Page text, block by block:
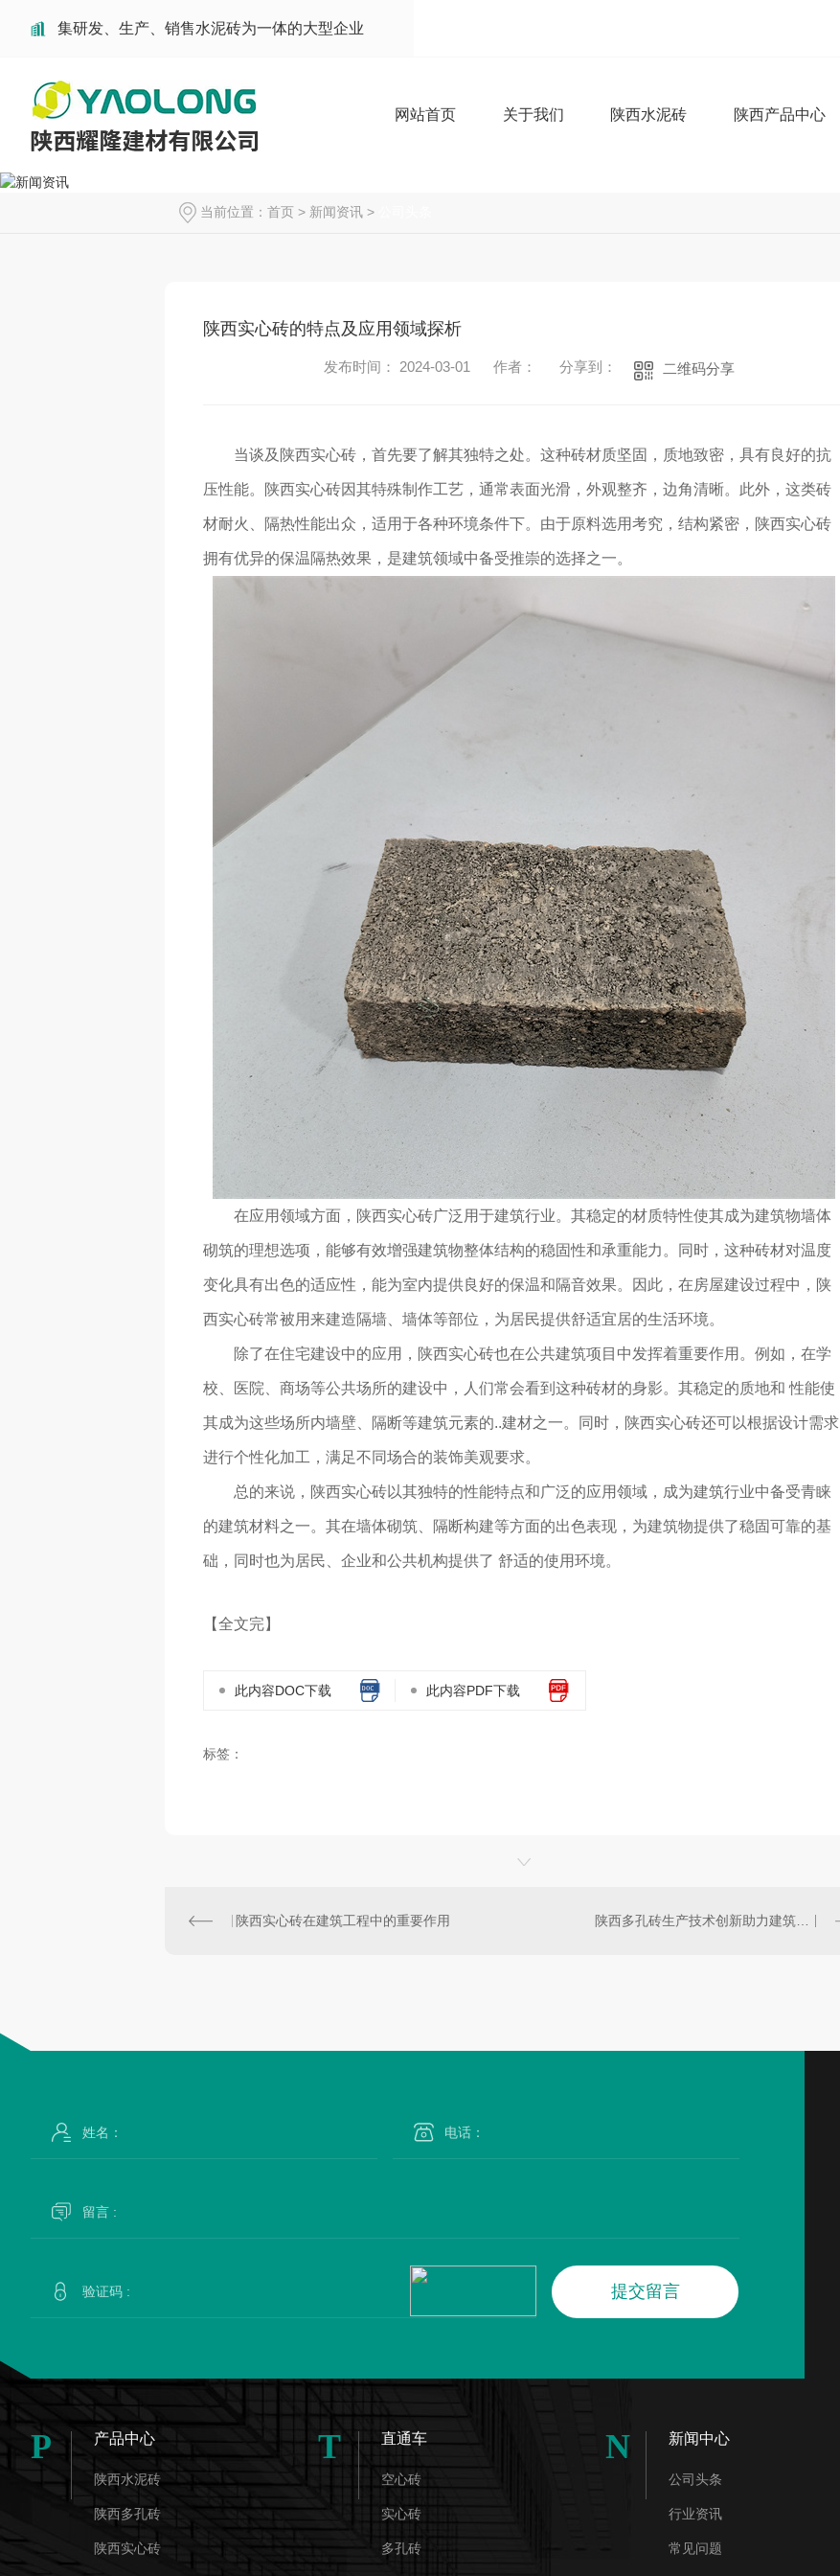
集研发、生产、销售水泥砖为一体的大型企业
网站首页 关于我们 陕西水泥砖 陕西产品中心
当前位置： 首页 > 新闻资讯 >
陕西实心砖的特点及应用领域探析
发布时间： 2024-03-01 作者： 分享到： 二维码分享
当谈及陕西实心砖，首先要了解其独特之处。这种砖材质坚固，质地致密，具有良好的抗
压性能。陕西实心砖因其特殊制作工艺，通常表面光滑，外观整齐，边角清晰。此外，这类砖
材耐火、隔热性能出众，适用于各种环境条件下。由于原料选用考究，结构紧密，陕西实心砖
拥有优异的保温隔热效果，是建筑领域中备受推崇的选择之一。
在应用领域方面，陕西实心砖广泛用于建筑行业。其稳定的材质特性使其成为建筑物墙体
砌筑的理想选项，能够有效增强建筑物整体结构的稳固性和承重能力。同时，这种砖材对温度
变化具有出色的适应性，能为室内提供良好的保温和隔音效果。因此，在房屋建设过程中，陕
西实心砖常被用来建造隔墙、墙体等部位，为居民提供舒适宜居的生活环境。
除了在住宅建设中的应用，陕西实心砖也在公共建筑项目中发挥着重要作用。例如，在学
校、医院、商场等公共场所的建设中，人们常会看到这种砖材的身影。其稳定的质地和 性能使
其成为这些场所内墙壁、隔断等建筑元素的..建材之一。同时，陕西实心砖还可以根据设计需求
进行个性化加工，满足不同场合的装饰美观要求。
总的来说，陕西实心砖以其独特的性能特点和广泛的应用领域，成为建筑行业中备受青睐
的建筑材料之一。其在墙体砌筑、隔断构建等方面的出色表现，为建筑物提供了稳固可靠的基
础，同时也为居民、企业和公共机构提供了 舒适的使用环境。
【全文完】
此内容DOC下载 此内容PDF下载
标签：
陕西实心砖在建筑工程中的重要作用 陕西多孔砖生产技术创新助力建筑行业转型升级
提交留言
产品中心
P
陕西水泥砖
陕西多孔砖
陕西实心砖
直通车
T
空心砖
实心砖
多孔砖
新闻中心
N
公司头条
行业资讯
常见问题